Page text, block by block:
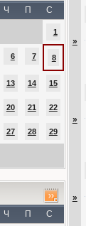
Ч П С
1
6 7 8
13 14 15
20 21 22
27 28 29
Ч П С
»
»
»